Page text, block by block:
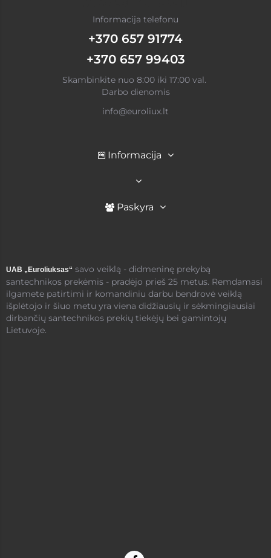
Informacija telefonu
+370 657 91774
+370 657 99403
Skambinkite nuo 8:00 iki 17:00 val.
Darbo dienomis
info@euroliux.lt
Informacija
Paskyra
UAB „Euroliuksas“ savo veiklą - didmeninę prekybą
santechnikos prekėmis - pradėjo prieš 25 metus. Remdamasi
ilgamete patirtimi ir komandiniu darbu bendrovė veiklą
išplėtojo ir šiuo metu yra viena didžiausių ir sėkmingiausiai
dirbančių santechnikos prekių tiekėjų bei gamintojų
Lietuvoje.